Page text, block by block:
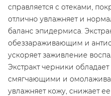
справляется с отеками,
отлично увлажняет и
баланс эпидермиса.
обеззараживающим и
ускоряет заживление
Экстракт черники
смягчающими и
увлажняет кожу, снижает ее